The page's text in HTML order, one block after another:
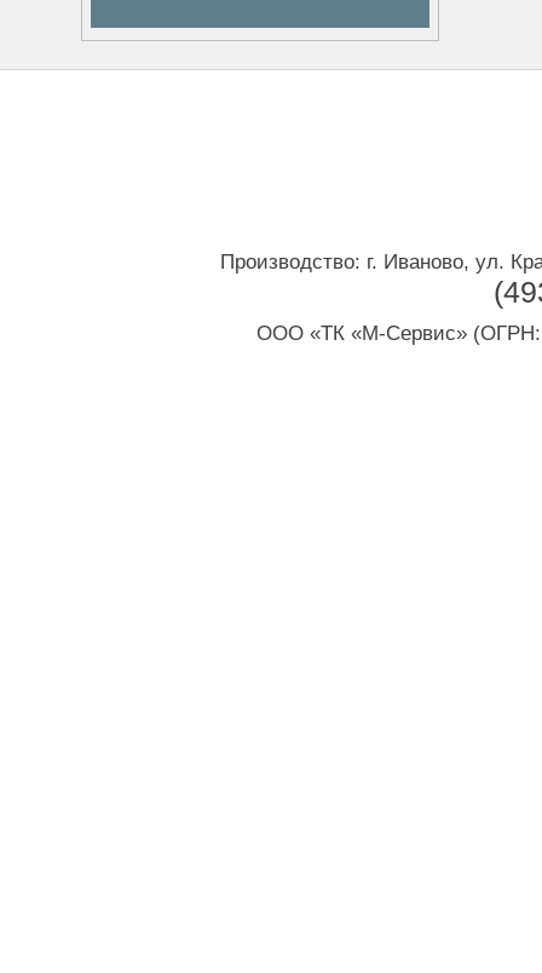
Производство: г. Иваново, ул.
ООО «ТК «М-Сервис» (ОГРН: